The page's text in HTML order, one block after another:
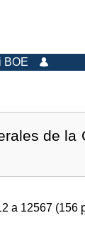
BOE
de la
a 12567 (156